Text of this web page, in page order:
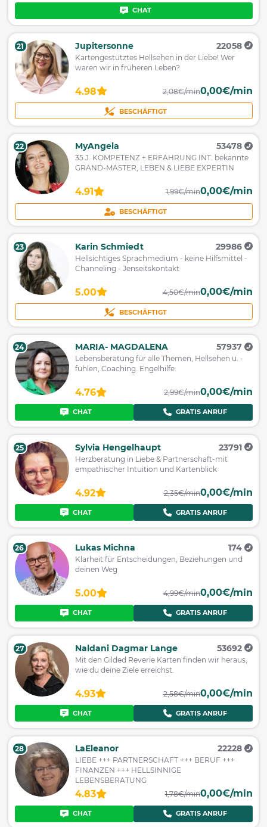
CHAT
21 Jupitersonne 22058
Kartengestütztes Hellsehen in der Liebe! Wer
waren wir in früheren Leben?
4.98 2,08€/min0,00€/min
BESCHÄFTIGT
22 MyAngela 53478
35 J. KOMPETENZ + ERFAHRUNG INT. bekannte
GRAND-MASTER, LEBEN & LIEBE EXPERTIN
4.91 1,99€/min0,00€/min
BESCHÄFTIGT
23 Karin Schmiedt 29986
Hellsichtiges Sprachmedium - keine Hilfsmittel -
Channeling - Jenseitskontakt
5.00 4,50€/min0,00€/min
BESCHÄFTIGT
24 MARIA- MAGDALENA 57937
Lebensberatung für alle Themen, Hellsehen u. -
fühlen, Coaching. Engelhilfe.
4.76 2,99€/min0,00€/min
CHAT GRATIS ANRUF
25 Sylvia Hengelhaupt 23791
Herzberatung in Liebe & Partnerschaft-mit
empathischer Intuition und Kartenblick
4.92 2,35€/min0,00€/min
CHAT GRATIS ANRUF
26 Lukas Michna 174
Klarheit für Entscheidungen, Beziehungen und
deinen Weg
5.00 4,99€/min0,00€/min
CHAT GRATIS ANRUF
27 Naldani Dagmar Lange 53692
Mit den Gilded Reverie Karten finden wir heraus,
wie du deine Ziele erreichst.
4.93 2,58€/min0,00€/min
CHAT GRATIS ANRUF
28 LaEleanor 22228
LIEBE +++ PARTNERSCHAFT +++ BERUF +++
FINANZEN +++ HELLSINNIGE
LEBENSBERATUNG
4.83 1,78€/min0,00€/min
CHAT GRATIS ANRUF